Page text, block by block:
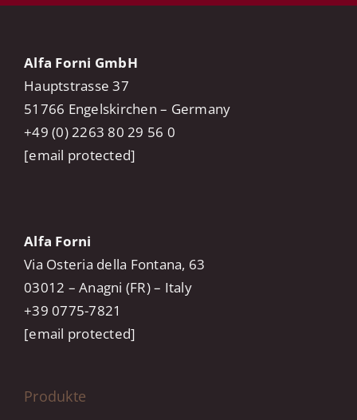
​Alfa Forni GmbH
​Hauptstrasse 37
​51766 Engelskirchen – Germany
+49 (0) 2263 80 29 56 0
[email protected]
Alfa Forni
Via Osteria della Fontana, 63
03012 – Anagni (FR) – Italy
+39 0775-7821
[email protected]
Produkte